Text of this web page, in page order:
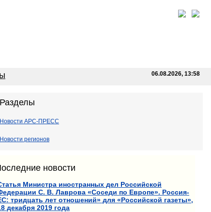
06.08.2026, 13:58
Разделы
Новости АРС-ПРЕСС
Новости регионов
новости
Министра иностранных дел Российской
С. В. Лаврова «Соседи по Европе». Россия-
тридцать лет отношений» для «Российской газеты»,
декабря 2019 года